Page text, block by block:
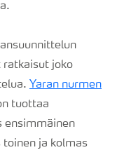
ratkaisut joko
Yaran nurmen
tuottaa
ensimmäinen
toinen ja kolmas